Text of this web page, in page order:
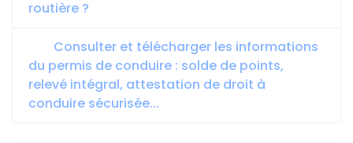
routière ?
Consulter et télécharger les informations
du permis de conduire : solde de points,
relevé intégral, attestation de droit à
conduire sécurisée...